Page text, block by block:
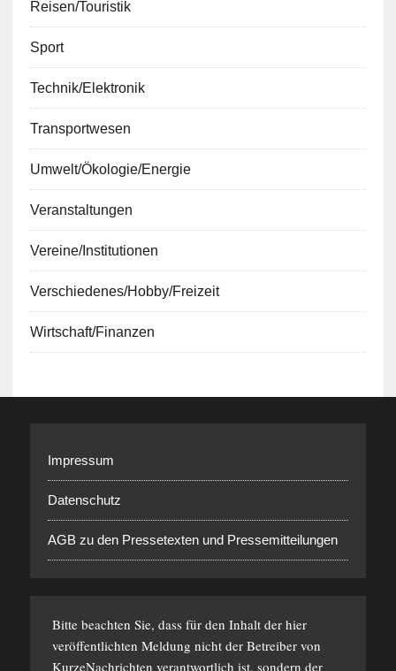
Reisen/Touristik
Sport
Technik/Elektronik
Transportwesen
Umwelt/Ökologie/Energie
Veranstaltungen
Vereine/Institutionen
Verschiedenes/Hobby/Freizeit
Wirtschaft/Finanzen
Impressum
Datenschutz
AGB zu den Pressetexten und Pressemitteilungen
Bitte beachten Sie, dass für den Inhalt der hier
veröffentlichten Meldung nicht der Betreiber von
KurzeNachrichten verantwortlich ist, sondern der